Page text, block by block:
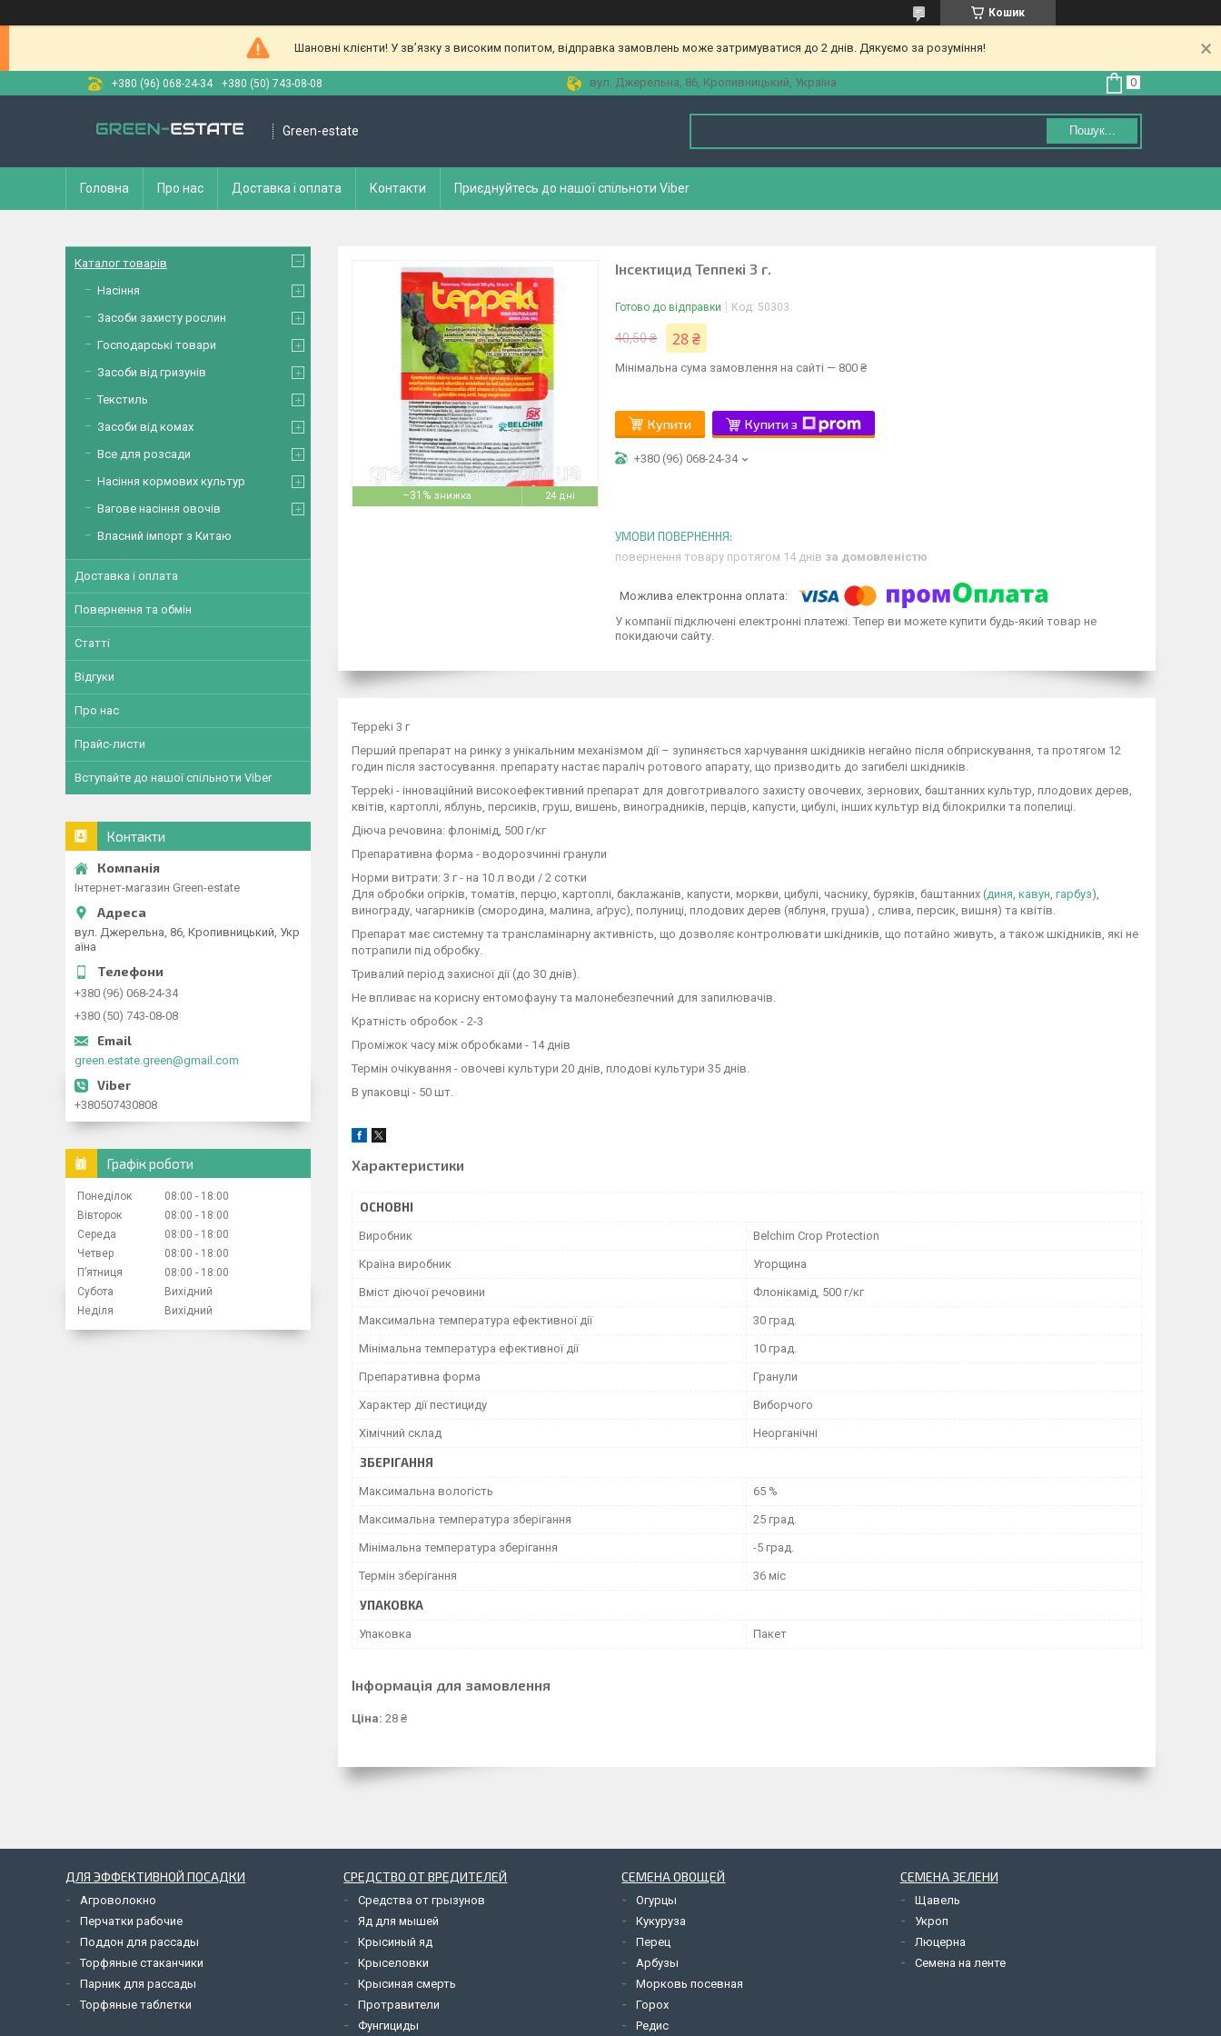
Кошик
Шановні клієнти! У зв’язку з високим попитом, відправка замовлень може затримуватися до 2 днів. Дякуємо за розуміння!
+380 (96) 068-24-34 +380 (50) 743-08-08 вул. Джерельна, 86, Кропивницький, Україна
Green-estate Пошук...
Головна Про нас Доставка і оплата Контакти Приєднуйтесь до нашої спільноти Viber
–31% 24 дні
Інсектицид Теппекі 3 г.
Готово до відправки Код: 50303
40,50 ₴ 28 ₴
Мінімальна сума замовлення на сайті — 800 ₴
Купити Купити з
+380 (96) 068-24-34
повернення товару протягом 14 днів за домовленістю
У компанії підключені електронні платежі. Тепер ви можете купити будь-який товар не
покидаючи сайту.
Teppeki 3 г
Перший препарат на ринку з унікальним механізмом дії – зупиняється харчування шкідників негайно після обприскування, та протягом 12
годин після застосування. препарату настає параліч ротового апарату, що призводить до загибелі шкідників.
Teppeki - інноваційний високоефективний препарат для довготривалого захисту овочевих, зернових, баштанних культур, плодових дерев,
квітів, картоплі, яблунь, персиків, груш, вишень, виноградників, перців, капусти, цибулі, інших культур від білокрилки та попелиці.
Діюча речовина: флонімід, 500 г/кг
Препаративна форма - водорозчинні гранули
Норми витрати: 3 г - на 10 л води / 2 сотки
Для обробки огірків, томатів, перцю, картоплі, баклажанів, капусти, моркви, цибулі, часнику, буряків, баштанних (диня кавун гарбуз),
винограду, чагарників (смородина, малина, аґрус), полуниці, плодових дерев (яблуня, груша) , слива, персик, вишня) та квітів.
Препарат має системну та трансламінарну активність, що дозволяє контролювати шкідників, що потайно живуть, а також шкідників, які не
потрапили під обробку.
Тривалий період захисної дії (до 30 днів).
Не впливає на корисну ентомофауну та малонебезпечний для запилювачів.
Кратність обробок - 2-3
Проміжок часу між обробками - 14 днів
Термін очікування - овочеві культури 20 днів, плодові культури 35 днів.
В упаковці - 50 шт.
Характеристики
ОСНОВНІ
Виробник Belchim Crop Protection
Країна виробник Угорщина
Вміст діючої речовини Флонікамід, 500 г/кг
Максимальна температура ефективної дії 30 град.
Мінімальна температура ефективної дії 10 град.
Препаративна форма Гранули
Характер дії пестициду Виборчого
Хімічний склад Неорганічні
ЗБЕРІГАННЯ
Максимальна вологість 65 %
Максимальна температура зберігання 25 град.
Мінімальна температура зберігання -5 град.
Термін зберігання 36 міс
УПАКОВКА
Упаковка Пакет
Інформація для замовлення
Ціна: 28 ₴
Каталог товарів
Насіння
Засоби захисту рослин
Господарські товари
Засоби від гризунів
Текстиль
Засоби від комах
Все для розсади
Насіння кормових культур
Вагове насіння овочів
Власний імпорт з Китаю
Доставка і оплата
Повернення та обмін
Статті
Відгуки
Про нас
Прайс-листи
Вступайте до нашої спільноти Viber
Контакти
Інтернет-магазин Green-estate
вул. Джерельна, 86, Кропивницький, Укр
аїна
+380 (96) 068-24-34
+380 (50) 743-08-08
green.estate.green@gmail.com
+380507430808
Графік роботи
Понеділок 08:00
18:00
Вівторок
08:00
18:00
Середа
08:00
18:00
Четвер
08:00
18:00
Пʼятниця
08:00
18:00
Субота
Вихідний
Неділя
Вихідний
ДЛЯ ЭФФЕКТИВНОЙ ПОСАДКИ
Агроволокно
Перчатки рабочие
Поддон для рассады
Торфяные стаканчики
Парник для рассады
Торфяные таблетки
СРЕДСТВО ОТ ВРЕДИТЕЛЕЙ
Средства от грызунов
Яд для мышей
Крысиный яд
Крыселовки
Крысиная смерть
Протравители
Фунгициды
СЕМЕНА ОВОЩЕЙ
Огурцы
Кукуруза
Перец
Арбузы
Морковь посевная
Горох
Редис
СЕМЕНА ЗЕЛЕНИ
Щавель
Укроп
Люцерна
Семена на ленте